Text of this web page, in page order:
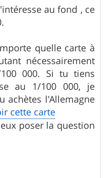
au fond , ce
quelle carte à
nécessairement
000. Si tu tiens
au 1/100 000, je
achètes l'Allemagne
cette carte
poser la question